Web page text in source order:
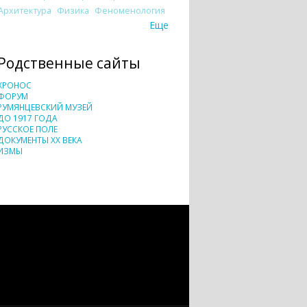
Физика Феноменология
Еще
сайты
МУЗЕЙ
1917 ГОДА
ПОЛЕ
XX ВЕКА